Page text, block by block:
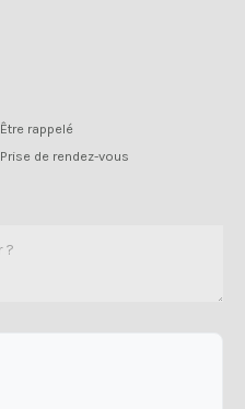
Être rappelé
Prise de rendez-vous